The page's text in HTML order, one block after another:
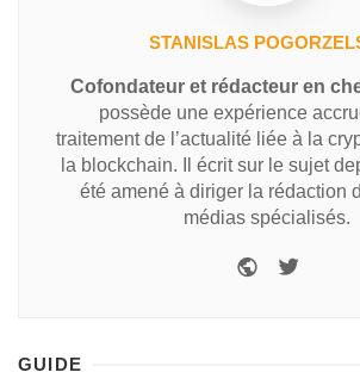
STANISLAS
Cofondateur et rédacteur en
possède une expérience
traitement de l’actualité liée à la
la blockchain. Il écrit sur le sujet
été amené à diriger la rédaction
médias spécialisés.
GUIDE